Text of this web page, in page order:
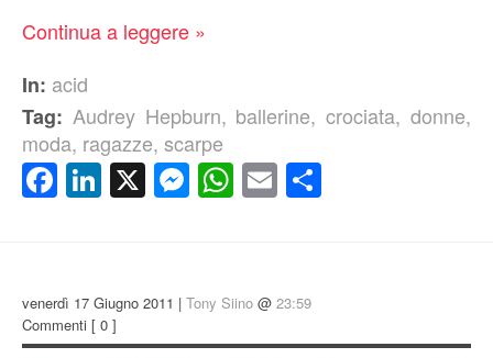
Continua a leggere »
In: acid
Tag: Audrey Hepburn, ballerine,crociata,donne,
moda, ragazze, scarpe
Facebook
LinkedIn
X Messenger
WhatsApp
Email
venerdì 17 Giugno 2011 | Tony Siino @ 23:59
Commenti [ 0 ]